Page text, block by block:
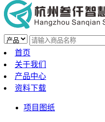
首页
关于我们
产品中心
资料下载
项目图纸